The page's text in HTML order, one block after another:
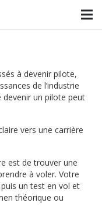
à devenir pilote,
de l’industrie
devenir un pilote peut
vers une carrière
est de trouver une
à voler. Votre
un test en vol et
théorique ou